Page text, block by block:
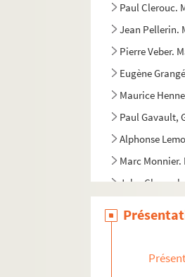
Paul Clerouc.
Jean Pellerin.
Pierre Veber.
Eugène
Maurice
Paul Gavault,
Alphonse
Marc Monnier.
Jules
Jean